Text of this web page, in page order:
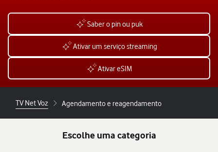
Saber o pin ou puk
Ativar um serviço streaming
Ativar eSIM
TV Net Voz Agendamento e reagendamento
Escolhe uma categoria